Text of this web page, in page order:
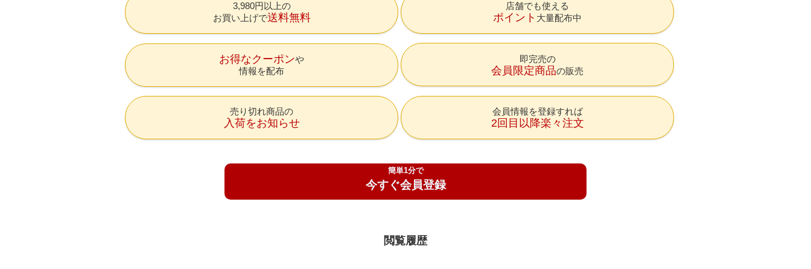
3,980円以上の
お買い上げで送料無料
店舗でも使える
ポイント 大量配布中
お得なクーポン
情報を配布
即完売の
会員限定商品の販売
売り切れ商品の
入荷をお知らせ
会員情報を登録すれば
2回目以降楽々注文
簡単1分で
今すぐ会員登録
閲覧履歴